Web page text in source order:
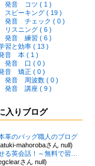
発音 コツ ( 1 )
ピーキング ( 19 )
発音 チェック ( 0 )
スニング ( 6 )
発音 練習 ( 6 )
習と効率 ( 13 )
音 本 ( 1 )
発音 口 ( 0 )
音 矯正 ( 0 )
発音 周波数 ( 0 )
発音 講座 ( 9 )
入りブログ
革のバッグ職人のブログ
mahorobaさん null)
さん null)